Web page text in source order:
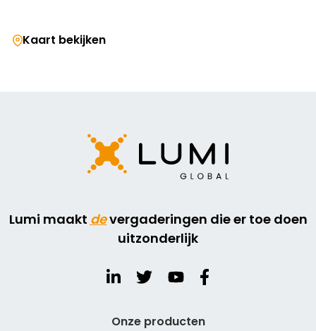
Kaart bekijken
Lumi maakt devergaderingen die er toe doen
uitzonderlijk
Onze producten